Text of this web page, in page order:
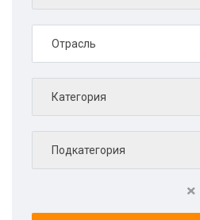
Отрасль
Категория
Подкатегория